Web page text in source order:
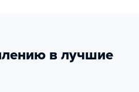
в лучшие